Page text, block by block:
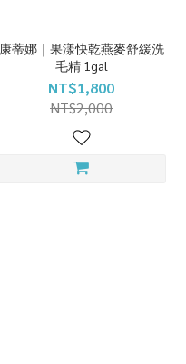
康蒂娜｜果漾快乾燕麥舒緩洗
毛精 1gal
NT$1,800
NT$2,000